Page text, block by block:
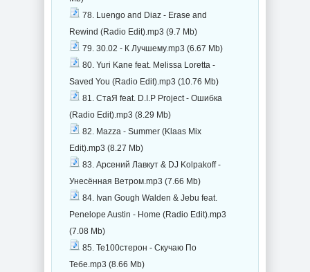
78. Luengo and Diaz - Erase and
Rewind (Radio Edit).mp3 (9.7 Mb)
79. 30.02 - К Лучшему.mp3 (6.67 Mb)
80. Yuri Kane feat. Melissa Loretta -
Saved You (Radio Edit).mp3 (10.76 Mb)
81. СтаЯ feat. D.I.P Project - Ошибка
(Radio Edit).mp3 (8.29 Mb)
82. Mazza - Summer (Klaas Mix
Edit).mp3 (8.27 Mb)
83. Арсений Лавкут & DJ Kolpakoff -
Унесённая Ветром.mp3 (7.66 Mb)
84. Ivan Gough Walden & Jebu feat.
Penelope Austin - Home (Radio Edit).mp3
(7.08 Mb)
85. Te100стерон - Скучаю По
Тебе.mp3 (8.66 Mb)